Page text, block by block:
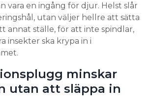
vara en ingång för djur. Helst slår
utan väljer hellre att sätta
annat ställe, för att inte spindlar,
insekter ska krypa in i
minskar
utan att släppa in